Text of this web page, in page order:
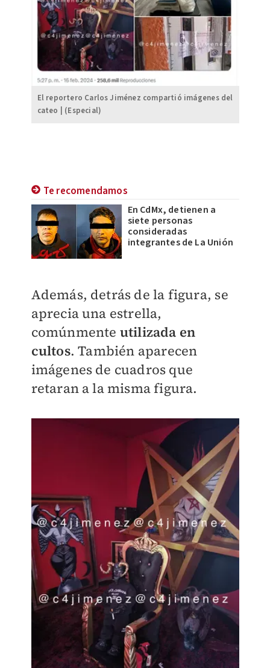
El reportero Carlos Jiménez compartió imágenes del
cateo | (Especial)
Te recomendamos
En CdMx, detienen a
siete personas
consideradas
integrantes de La Unión
Además, detrás de la figura, se
aprecia una estrella,
comúnmente utilizada en
cultos. También aparecen
imágenes de cuadros que
retaran a la misma figura.